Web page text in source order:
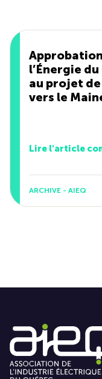
l’Énergie
au projet
vers le
Lire l'article
ARCHIVE - AIEQ